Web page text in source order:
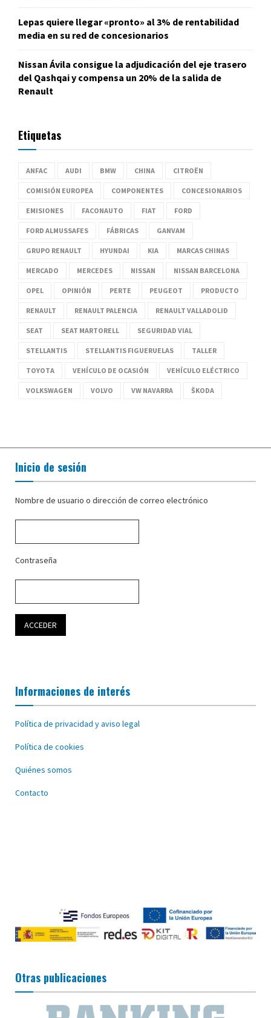
Lepas quiere llegar «pronto» al 3% de rentabilidad
media en su red de concesionarios
Nissan Ávila consigue la adjudicación del eje trasero
del Qashqai y compensa un 20% de la salida de
Renault
Etiquetas
ANFAC AUDI BMW CHINA CITROËN
COMISIÓN EUROPEA COMPONENTES CONCESIONARIOS
EMISIONES FACONAUTO FIAT FORD
FORD ALMUSSAFES FÁBRICAS GANVAM
GRUPO RENAULT HYUNDAI KIA MARCAS CHINAS
MERCADO MERCEDES NISSAN NISSAN BARCELONA
OPEL OPINIÓN PERTE PEUGEOT PRODUCTO
RENAULT RENAULT PALENCIA RENAULT VALLADOLID
SEAT SEAT MARTORELL SEGURIDAD VIAL
STELLANTIS STELLANTIS FIGUERUELAS TALLER
TOYOTA VEHÍCULO DE OCASIÓN VEHÍCULO ELÉCTRICO
VOLKSWAGEN VOLVO VW NAVARRA ŠKODA
Inicio de sesión
Nombre de usuario o dirección de correo electrónico
Contraseña
Informaciones de interés
Política de privacidad y aviso legal
Política de cookies
Quiénes somos
Contacto
Otras publicaciones